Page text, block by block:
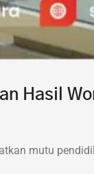
Hasil
mutu